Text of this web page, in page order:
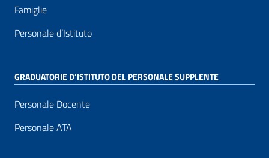
Famiglie
Personale d’Istituto
GRADUATORIE D’ISTITUTO DEL PERSONALE SUPPLENTE
Personale Docente
Personale ATA